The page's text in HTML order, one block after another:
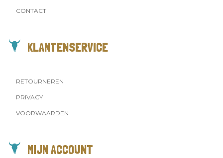
CONTACT
KLANTENSERVICE
RETOURNEREN
PRIVACY
VOORWAARDEN
MIJN ACCOUNT